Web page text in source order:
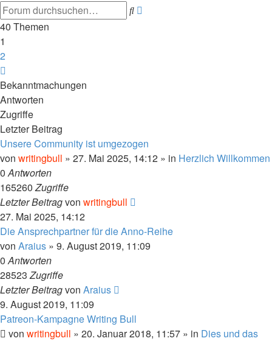
Suche
40 Themen
1
2
Bekanntmachungen
Antworten
Zugriffe
Letzter Beitrag
Unsere Community ist umgezogen
von writingbull » 27. Mai 2025, 14:12 » in Herzlich Willkommen
0Antworten
165260Zugriffe
Letzter Beitragvon writingbull
27. Mai 2025, 14:12
Die Ansprechpartner für die Anno-Reihe
von Araius » 9. August 2019, 11:09
0Antworten
28523Zugriffe
Letzter Beitragvon Araius
9. August 2019, 11:09
Patreon-Kampagne Writing Bull
von writingbull » 20. Januar 2018, 11:57 » in Dies und das